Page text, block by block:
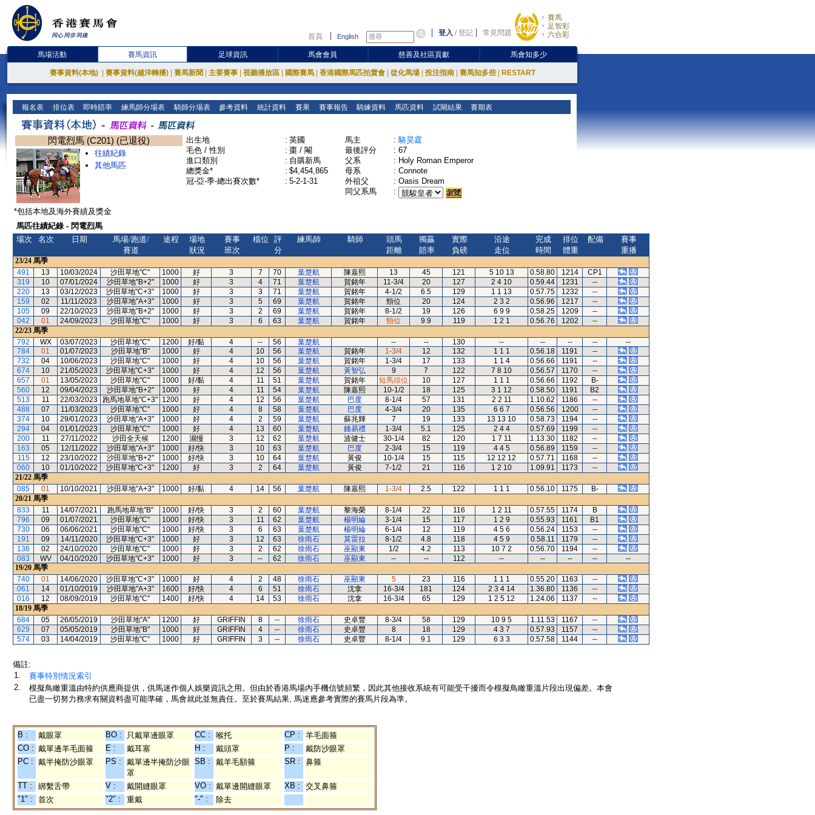
首頁 English 登入 /登記 常見問題
賽馬
足智彩
六合彩
馬場活動 賽馬資訊 足球資訊 馬會會員 慈善及社區貢獻 馬會知多少
賽事資料(本地) 賽事資料(越洋轉播) 賽馬新聞 主要賽事 視聽播放區 國際賽馬 香港國際馬匹拍賣會 從化馬場 投注指南 賽馬知多些 RESTART
報名表 排位表 即時賠率 練馬師分場表 騎師分場表 參考資料 統計資料 賽果 賽事報告 騎練資料 馬匹資料 試閘結果 賽期表
閃電烈馬 (C201) (已退役)
往績紀錄
其他馬匹
出生地 : 英國
毛色 / 性別
: 棗 / 閹
進口類別
: 自購新馬
總獎金*
: $4,454,865
冠-亞-季-總出賽次數*
: 5-2-1-31
馬主 : 駱昊霆
最後評分
: 67
父系
: Holy Roman Emperor
母系
: Connote
外祖父
: Oasis Dream
同父系馬
:
*包括本地及海外賽績及獎金
馬匹往績紀錄 - 閃電烈馬
場次
名次 日期
馬場/跑道/
賽道
途程
場地
狀況
賽事
班次
檔位
評
分
練馬師 騎師
頭馬
距離
獨贏
賠率
實際
負磅
沿途
走位
完成
時間
排位
體重
配備
賽事
重播
23/24 馬季
491
13 10/03/2024 沙田草地"C" 1000 好 3 7 70 葉楚航 陳嘉熙 13 45 121 5 10 13 0.58.80 1214
CP1
319
10 07/01/2024 沙田草地"B+2" 1000 好 3 4 71 葉楚航 賀銘年 11-3/4 20 127 2 4 10 0.59.44 1231
--
220
13 03/12/2023 沙田草地"C+3" 1000 好 3 3 71 葉楚航 賀銘年 4-1/2 6.5 129 1 1 13 0.57.75 1232
--
159
02 11/11/2023 沙田草地"A+3" 1000 好 3 5 69 葉楚航 賀銘年 頸位 20 124 2 3 2 0.56.96 1217
--
105
09 22/10/2023 沙田草地"B+2" 1000 好 3 2 69 葉楚航 賀銘年 8-1/2 19 126 6 9 9 0.58.25 1209
--
042
01 24/09/2023 沙田草地"C" 1000 好 3 6 63 葉楚航 賀銘年 頸位 9.9 119 1 2 1 0.56.76 1202
--
22/23 馬季
792
WX 03/07/2023 沙田草地"C" 1200 好/黏 4 -- 56 葉楚航 -- -- 130 -- -- -- --
--
784
01 01/07/2023 沙田草地"B" 1000 好 4 10 56 葉楚航 賀銘年 1-3/4 12 132 1 1 1 0.56.18 1191
--
732
04 10/06/2023 沙田草地"C" 1000 好 4 10 56 葉楚航 賀銘年 1-3/4 17 133 1 1 4 0.56.66 1191
--
674
10 21/05/2023 沙田草地"C+3" 1000 好 4 12 56 葉楚航 黃智弘 9 7 122 7 8 10 0.56.57 1170
--
657
01 13/05/2023 沙田草地"C" 1000 好/黏 4 11 51 葉楚航 賀銘年 短馬頭位 10 127 1 1 1 0.56.66 1192
B-
560
12 09/04/2023 沙田草地"B+2" 1000 好 4 11 54 葉楚航 陳嘉熙 10-1/2 18 125 3 1 12 0.58.50 1191
B2
513
11 22/03/2023 跑馬地草地"C+3" 1200 好 4 12 56 葉楚航 巴度 8-1/4 57 131 2 2 11 1.10.62 1186
--
488
07 11/03/2023 沙田草地"C" 1000 好 4 8 58 葉楚航 巴度 4-3/4 20 135 6 6 7 0.56.56 1200
--
374
10 29/01/2023 沙田草地"A+3" 1000 好 4 2 59 葉楚航 蘇兆輝 7 19 133 13 13 10 0.58.73 1194
--
294
04 01/01/2023 沙田草地"C" 1000 好 4 13 60 葉楚航 鍾易禮 1-3/4 5.1 125 2 4 4 0.57.69 1199
--
200
11 27/11/2022 沙田全天候 1200 濕慢 3 12 62 葉楚航 波健士 30-1/4 82 120 1 7 11 1.13.30 1182
--
163
05 12/11/2022 沙田草地"A+3" 1000 好/快 3 10 63 葉楚航 巴度 2-3/4 15 119 4 4 5 0.56.89 1159
--
115
12 23/10/2022 沙田草地"B+2" 1000 好/快 3 10 64 葉楚航 黃俊 10-1/4 15 115 12 12 12 0.57.71 1168
--
060
10 01/10/2022 沙田草地"C+3" 1200 好 3 2 64 葉楚航 黃俊 7-1/2 21 116 1 2 10 1.09.91 1173
--
21/22 馬季
085
01 10/10/2021 沙田草地"A+3" 1000 好/黏 4 14 56 葉楚航 陳嘉熙 1-3/4 2.5 122 1 1 1 0.56.10 1175
B-
20/21 馬季
833
11 14/07/2021 跑馬地草地"B" 1000 好/快 3 2 60 葉楚航 黎海榮 8-1/4 22 116 1 2 11 0.57.55 1174
B
796
09 01/07/2021 沙田草地"C" 1000 好/快 3 11 62 葉楚航 楊明綸 3-1/4 15 117 1 2 9 0.55.93 1161
B1
730
06 06/06/2021 沙田草地"C" 1000 好/快 3 6 63 葉楚航 楊明綸 6-1/4 12 119 4 5 6 0.56.24 1153
--
191
09 14/11/2020 沙田草地"C+3" 1000 好 3 12 63 徐雨石 莫雷拉 8-1/2 4.8 118 4 5 9 0.58.11 1179
--
136
02 24/10/2020 沙田草地"C" 1000 好 3 2 62 徐雨石 巫顯東 1/2 4.2 113 10 7 2 0.56.70 1194
--
083
WV 04/10/2020 沙田草地"C+3" 1000 好 3 -- 62 徐雨石 巫顯東 -- -- 112 -- -- -- --
--
19/20 馬季
740
01 14/06/2020 沙田草地"C+3" 1000 好 4 2 48 徐雨石 巫顯東 5 23 116 1 1 1 0.55.20 1163
--
061
14 01/10/2019 沙田草地"A+3" 1600 好/快 4 6 51 徐雨石 沈拿 16-3/4 181 124 2 3 4 14 1.36.80 1136
--
016
12 08/09/2019 沙田草地"C" 1400 好/快 4 14 53 徐雨石 沈拿 16-3/4 65 129 1 2 5 12 1.24.06 1137
--
18/19 馬季
684
05 26/05/2019 沙田草地"A" 1200 好 GRIFFIN 8 -- 徐雨石 史卓豐 8-3/4 58 129 10 9 5 1.11.53 1167
--
629
07 05/05/2019 沙田草地"B" 1000 好 GRIFFIN 4 -- 徐雨石 史卓豐 8 18 129 4 3 7 0.57.93 1157
--
574
03 14/04/2019 沙田草地"C" 1000 好 GRIFFIN 3 -- 徐雨石 史卓豐 8-1/4 9.1 129 6 3 3 0.57.58 1144 --
備註:
1.
賽事特別情況索引
2.
模擬鳥瞰重溫由特約供應商提供，供馬迷作個人娛樂資訊之用。但由於香港馬場內手機信號頻繁，因此其他接收系統有可能受干擾而令模擬鳥瞰重溫片段出現偏差。本會
已盡一切努力務求有關資料盡可能準確，馬會就此並無責任。至於賽馬結果, 馬迷應參考實際的賽馬片段為準。
B : 戴眼罩 BO : 只戴單邊眼罩 CC : 喉托 CP :
羊毛面箍
CO : 戴單邊羊毛面箍 E : 戴耳塞 H : 戴頭罩 P :
戴防沙眼罩
PC : 戴半掩防沙眼罩 PS :
戴單邊半掩防沙眼
罩
SB : 戴羊毛額箍 SR : 鼻箍
TT : 綁繫舌帶 V : 戴開縫眼罩 VO : 戴單邊開縫眼罩 XB :
交叉鼻箍
"1" :
首次 "2" : 重戴 "-" : 除去